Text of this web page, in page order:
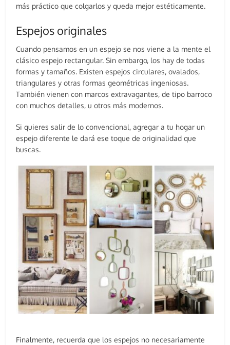
más práctico que colgarlos y queda mejor estéticamente.
Espejos originales
Cuando pensamos en un espejo se nos viene a la mente el
clásico espejo rectangular. Sin embargo, los hay de todas
formas y tamaños. Existen espejos circulares, ovalados,
triangulares y otras formas geométricas ingeniosas.
También vienen con marcos extravagantes, de tipo barroco
con muchos detalles, u otros más modernos.
Si quieres salir de lo convencional, agregar a tu hogar un
espejo diferente le dará ese toque de originalidad que
buscas.
Finalmente, recuerda que los espejos no necesariamente